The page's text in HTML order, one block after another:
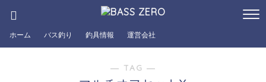
ホーム バス釣り 釣具情報 運営会社
― TAG ―